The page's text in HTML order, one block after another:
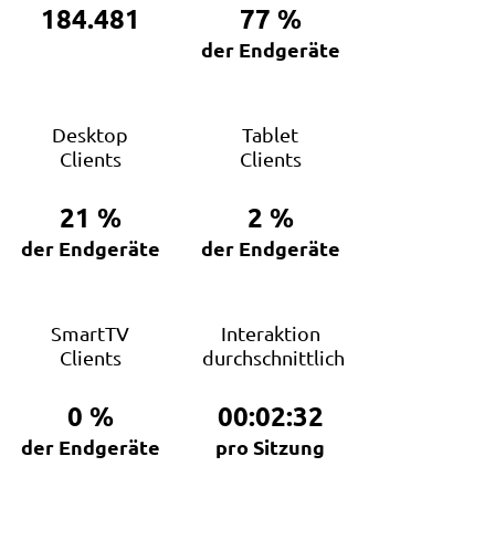
184.481 77 %
der Endgeräte
Desktop
Clients
21 %
der Endgeräte
Tablet
Clients
2 %
der Endgeräte
SmartTV
Clients
0 %
der Endgeräte
Interaktion
durchschnittlich
00:02:32
pro Sitzung